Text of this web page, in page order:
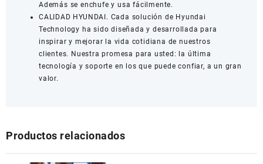
Además se enchufe y usa fácilmente.
CALIDAD HYUNDAI. Cada solución de Hyundai
Technology ha sido diseñada y desarrollada para
inspirar y mejorar la vida cotidiana de nuestros
clientes. Nuestra promesa para usted: la última
tecnología y soporte en los que puede confiar, a un gran
valor.
Productos relacionados